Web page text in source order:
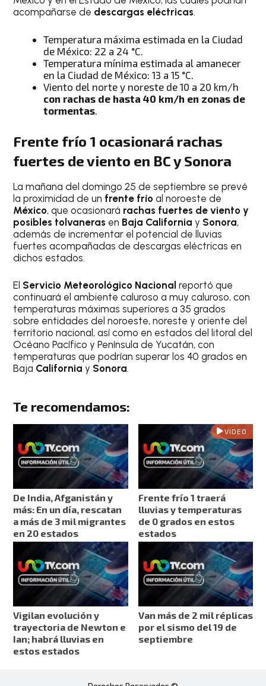
acompañarse de descargas eléctricas.
Temperatura máxima estimada en la Ciudad
de México: 22 a 24 °C.
Temperatura mínima estimada al amanecer
en la Ciudad de México: 13 a 15 °C.
Viento del norte y noreste de 10 a 20 km/h
con rachas de hasta 40 km/h en zonas de
tormentas
Frente frío 1 ocasionará rachas
fuertes de viento en BC y Sonora
La mañana del domingo 25 de septiembre se prevé
la proximidad de un frente frío al noroeste de
México, que ocasionará rachas fuertes de viento y
posibles tolvaneras en Baja Californiay Sonora,
además de incrementar el potencial de lluvias
fuertes acompañadas de descargas eléctricas en
dichos estados.
El Servicio Meteorológico Nacionalreportó que
continuará el ambiente caluroso a muy caluroso, con
temperaturas máximas superiores a 35 grados
sobre entidades del noroeste, noreste y oriente del
territorio nacional, así como en estados del litoral del
Océano Pacífico y Península de Yucatán, con
temperaturas que podrían superar los 40 grados en
Baja Californiay Sonora.
Te recomendamos:
De India, Afganistán y
más: En un día, rescatan
a más de 3 mil migrantes
en 20 estados
VIDEO
Frente frío 1 traerá
lluvias y temperaturas
de 0 grados en estos
estados
Vigilan evolución y
trayectoria de Newton e
Ian; habrá lluvias en
estos estados
Van más de 2 mil réplicas
por el sismo del 19 de
septiembre